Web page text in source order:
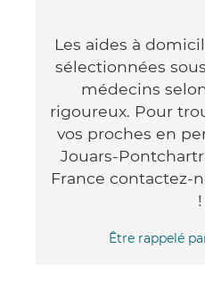
Les aides à
sélectionnées
médecins
rigoureux. Pour
vos proches en
Jouars-
France contactez-
!
Être rappelé